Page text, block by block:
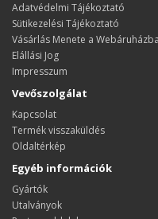
Adatvédelmi Tájékoztató
Sütikezelési Tájékoztató
Vásárlás Menete a
Elállási Jog
Impresszum
Vevőszolgálat
Kapcsolat
Termék visszaküldés
Oldaltérkép
Egyéb információk
Gyártók
Utalványok